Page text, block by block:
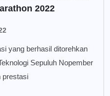
2022
yang berhasil ditorehkan
Sepuluh Nopember
prestasi